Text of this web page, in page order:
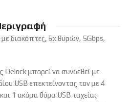
διακόπτες, 6x θυρών, 5Gbps,
Delock μπορεί να συνδεθεί με
USB επεκτείνοντας τον με 4
1 ακόμα θύρα USB ταχείας